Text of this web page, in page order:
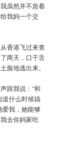
虽然并不急着
我妈一个交
香港飞过来查
两天，口干舌
脸地逃出来。
跟我说：“和
道什么时候搞
爱我，她能够
去你妈家吃